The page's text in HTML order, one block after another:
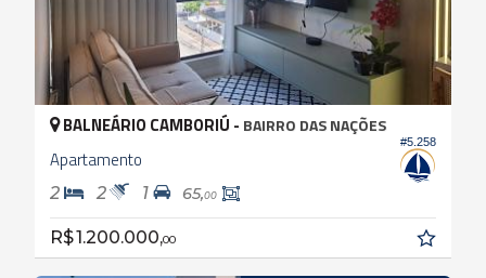
#5.258
BALNEÁRIO CAMBORIÚ - BAIRRO DAS NAÇÕES
Apartamento
2 2 1 65,00
R$ 1.200.000,00